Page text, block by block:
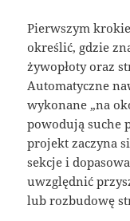
Pierwszym
określić, gdzie
żywopłoty oraz
Automatyczne
wykonane „na
powodują suche
projekt zaczyna
sekcje i
uwzględnić
lub rozbudowę